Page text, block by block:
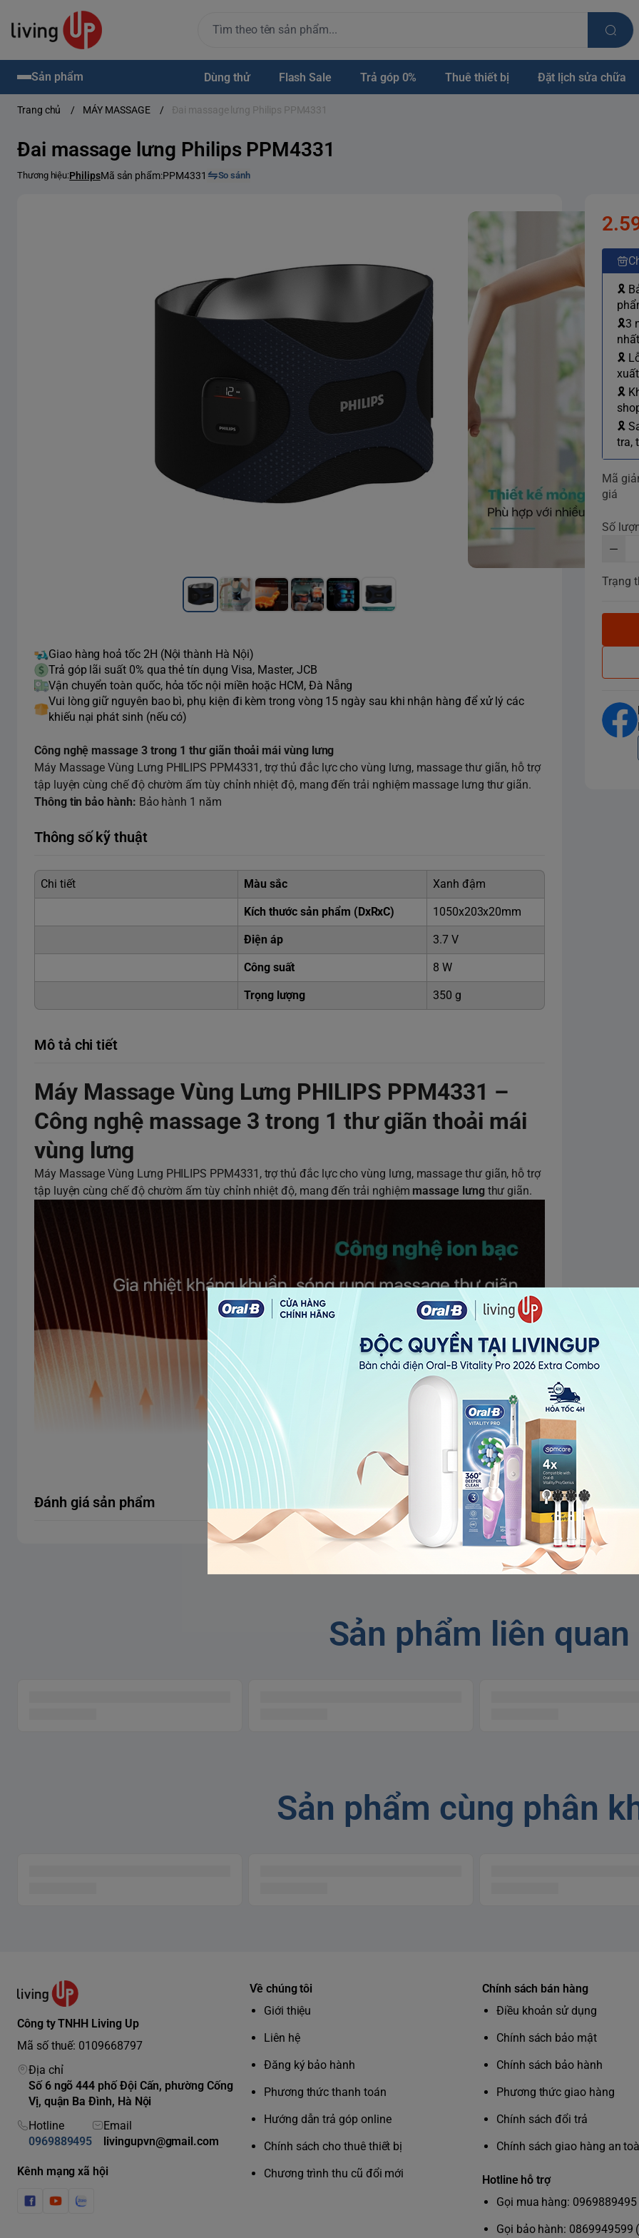
Sản phẩm Dùng thử Flash Sale Trả góp 0% Thuê thiết bị Đặt lịch sửa chữa
Trang chủ / MÁY MASSAGE / Đai massage lưng Philips PPM4331
Đai massage lưng Philips PPM4331
Thương hiệu:PhilipsMã sản phẩm:PPM4331 So sánh
🎗
🎗3
🎗
🎗
🎗
tra,
Mã
giá
Số
Trạng
Giao hàng hoả tốc 2H (Nội thành Hà Nội)
Trả góp lãi suất 0% qua thẻ tín dụng Visa, Master, JCB
Vận chuyển toàn quốc, hỏa tốc nội miền hoặc HCM, Đà Nẵng
Vui lòng giữ nguyên bao bì, phụ kiện đi kèm trong vòng 15 ngày sau khi nhận hàng để xử lý các
khiếu nại phát sinh (nếu có)
Công nghệ massage 3 trong 1 thư giãn thoải mái vùng lưng
Máy Massage Vùng Lưng PHILIPS PPM4331, trợ thủ đắc lực cho vùng lưng, massage thư giãn, hỗ trợ
tập luyện cùng chế độ chườm ấm tùy chỉnh nhiệt độ, mang đến trải nghiệm massage lưng thư giãn.
Thông tin bảo hành: Bảo hành 1 năm
Thông số kỹ thuật
Chi tiết Màu sắc Xanh đậm
Kích thước sản phẩm (DxRxC) 1050x203x20mm
Điện áp 3.7 V
Công suất 8 W
Trọng lượng 350 g
Mô tả chi tiết
Máy Massage Vùng Lưng PHILIPS PPM4331 –
Công nghệ massage 3 trong 1 thư giãn thoải mái
vùng lưng
Máy Massage Vùng Lưng PHILIPS PPM4331, trợ thủ đắc lực cho vùng lưng, massage thư giãn, hỗ trợ
tập luyện cùng chế độ chườm ấm tùy chỉnh nhiệt độ, mang đến trải nghiệm massage lưngthư giãn.
Xem thêm
Đánh giá sản phẩm
Sản phẩm liên quan
Sản phẩm cùng phân
Công ty TNHH Living Up
Mã số thuế: 0109668797
Địa chỉ
Số 6 ngõ 444 phố Đội Cấn, phường Cống
Vị, quận Ba Đình, Hà Nội
Hotline
0969889495
Email
livingupvn@gmail.com
Kênh mạng xã hội
Về chúng tôi
Giới thiệu
Liên hệ
Đăng ký bảo hành
Phương thức thanh toán
Hướng dẫn trả góp online
Chính sách cho thuê thiết bị
Chương trình thu cũ đổi mới
Chính sách bán hàng
Điều khoản sử dụng
Chính sách bảo mật
Chính sách bảo hành
Phương thức giao hàng
Chính sách đổi trả
Chính sách giao hàng an
Hotline hỗ trợ
Gọi mua hàng:
Gọi bảo hành: 0869949599